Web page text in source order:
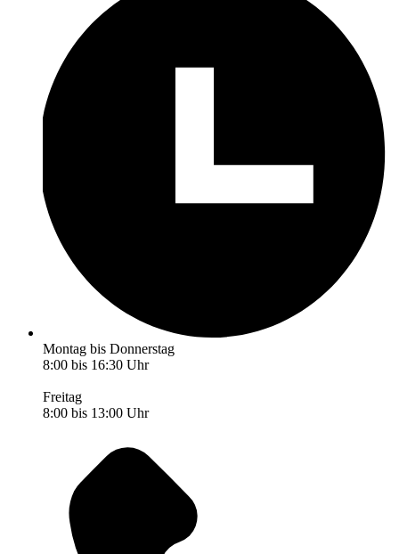
Montag bis Donnerstag
8:00 bis 16:30 Uhr
Freitag
8:00 bis 13:00 Uhr